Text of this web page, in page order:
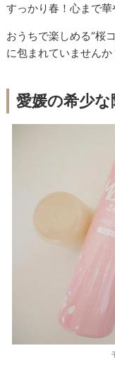
すっかり春！心まで華
おうちで楽しめる“桜
に包まれていませんか
愛媛の希少